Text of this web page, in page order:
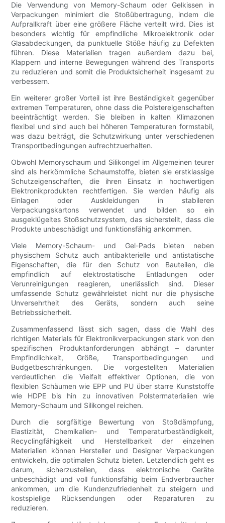
Die Verwendung von Memory-Schaum oder Gelkissen in
Verpackungen minimiert die Stoßübertragung, indem die
Aufprallkraft über eine größere Fläche verteilt wird. Dies ist
besonders wichtig für empfindliche Mikroelektronik oder
Glasabdeckungen, da punktuelle Stöße häufig zu Defekten
führen. Diese Materialien tragen außerdem dazu bei,
Klappern und interne Bewegungen während des Transports
zu reduzieren und somit die Produktsicherheit insgesamt zu
verbessern.
Ein weiterer großer Vorteil ist ihre Beständigkeit gegenüber
extremen Temperaturen, ohne dass die Polstereigenschaften
beeinträchtigt werden. Sie bleiben in kalten Klimazonen
flexibel und sind auch bei höheren Temperaturen formstabil,
was dazu beiträgt, die Schutzwirkung unter verschiedenen
Transportbedingungen aufrechtzuerhalten.
Obwohl Memoryschaum und Silikongel im Allgemeinen teurer
sind als herkömmliche Schaumstoffe, bieten sie erstklassige
Schutzeigenschaften, die ihren Einsatz in hochwertigen
Elektronikprodukten rechtfertigen. Sie werden häufig als
Einlagen oder Auskleidungen in stabileren
Verpackungskartons verwendet und bilden so ein
ausgeklügeltes Stoßschutzsystem, das sicherstellt, dass die
Produkte unbeschädigt und funktionsfähig ankommen.
Viele Memory-Schaum- und Gel-Pads bieten neben
physischem Schutz auch antibakterielle und antistatische
Eigenschaften, die für den Schutz von Bauteilen, die
empfindlich auf elektrostatische Entladungen oder
Verunreinigungen reagieren, unerlässlich sind. Dieser
umfassende Schutz gewährleistet nicht nur die physische
Unversehrtheit des Geräts, sondern auch seine
Betriebssicherheit.
Zusammenfassend lässt sich sagen, dass die Wahl des
richtigen Materials für Elektronikverpackungen stark von den
spezifischen Produktanforderungen abhängt – darunter
Empfindlichkeit, Größe, Transportbedingungen und
Budgetbeschränkungen. Die vorgestellten Materialien
verdeutlichen die Vielfalt effektiver Optionen, die von
flexiblen Schäumen wie EPP und PU über starre Kunststoffe
wie HDPE bis hin zu innovativen Polstermaterialien wie
Memory-Schaum und Silikongel reichen.
Durch die sorgfältige Bewertung von Stoßdämpfung,
Elastizität, Chemikalien- und Temperaturbeständigkeit,
Recyclingfähigkeit und Herstellbarkeit der einzelnen
Materialien können Hersteller und Designer Verpackungen
entwickeln, die optimalen Schutz bieten. Letztendlich geht es
darum, sicherzustellen, dass elektronische Geräte
unbeschädigt und voll funktionsfähig beim Endverbraucher
ankommen, um die Kundenzufriedenheit zu steigern und
kostspielige Rücksendungen oder Reparaturen zu
reduzieren.